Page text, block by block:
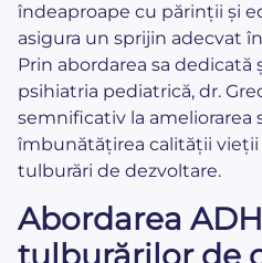
îndeaproape cu părinții și
asigura un sprijin adecvat
Prin abordarea sa dedicată
psihiatria pediatrică, dr.
semnificativ la ameliorarea
îmbunătățirea calității
tulburări de dezvoltare.
Abordarea
tulburărilor de